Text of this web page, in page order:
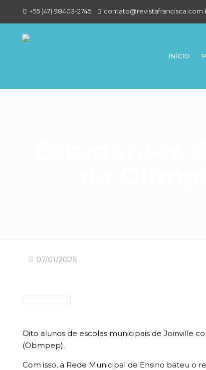
+55 (47) 98403-2745
INÍCIO
07/01/2026
Oito alunos de escolas municipais de Joinville
(Obmpep).
Com isso, a Rede Municipal de Ensino bateu